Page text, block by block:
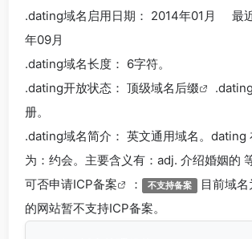
.dating域名 启用日期： 2014年01月 最
年09月
.dating域名长度： 6字符。
.dating开放状态： 顶级域名后缀
册。
.dating域名简介： 英文通用域名。dating
为：约会。主要含义有：adj. 介绍婚姻的 等
可否申请ICP备案 ： 不支持备案 目前域名
的网站暂不支持ICP备案。